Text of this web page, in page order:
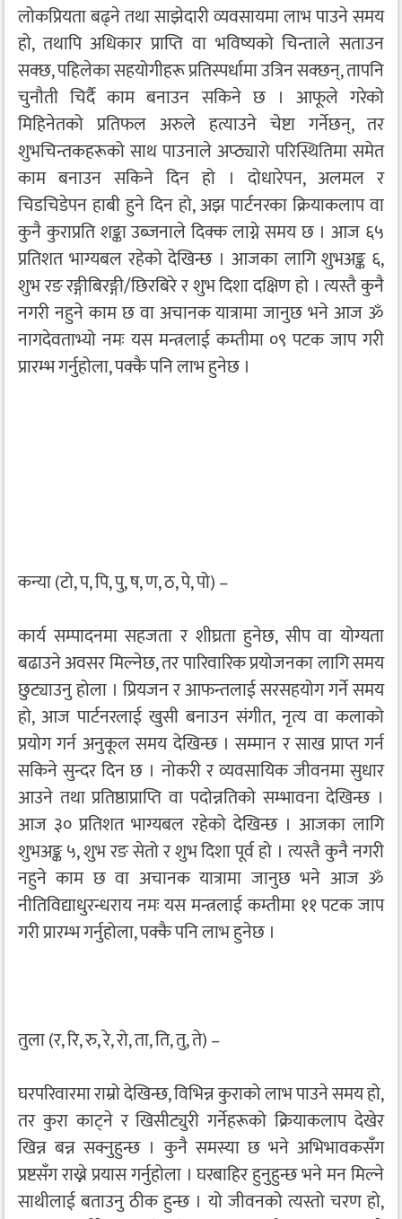
लोकप्रियता बढ्ने तथा साझेदारी व्यवसायमा लाभ पाउने समय
हो, तथापि अधिकार प्राप्ति वा भविष्यको चिन्ताले सताउन
सक्छ, पहिलेका सहयोगीहरू प्रतिस्पर्धामा उत्रिन सक्छन्, तापनि
चुनौती चिर्दै काम बनाउन सकिने छ । आफूले गरेको
मिहिनेतको प्रतिफल अरुले हत्याउने चेष्टा गर्नेछन्, तर
शुभचिन्तकहरूको साथ पाउनाले अप्ठ्यारो परिस्थितिमा समेत
काम बनाउन सकिने दिन हो । दोधारेपन, अलमल र
चिडचिडेपन हाबी हुने दिन हो, अझ पार्टनरका क्रियाकलाप वा
कुनै कुराप्रति शङ्का उब्जनाले दिक्क लाग्ने समय छ । आज ६५
प्रतिशत भाग्यबल रहेको देखिन्छ । आजका लागि शुभअङ्क ६,
शुभ रङ रङ्गीबिरङ्गी/छिरबिरे र शुभ दिशा दक्षिण हो । त्यस्तै कुनै
नगरी नहुने काम छ वा अचानक यात्रामा जानुछ भने आज ॐ
नागदेवताभ्यो नमः यस मन्त्रलाई कम्तीमा ०९ पटक जाप गरी
प्रारम्भ गर्नुहोला, पक्कै पनि लाभ हुनेछ ।
कन्या (टो, प, पि, पु, ष, ण, ठ, पे, पो) –
कार्य सम्पादनमा सहजता र शीघ्रता हुनेछ, सीप वा योग्यता
बढाउने अवसर मिल्नेछ, तर पारिवारिक प्रयोजनका लागि समय
छुट्याउनु होला । प्रियजन र आफन्तलाई सरसहयोग गर्ने समय
हो, आज पार्टनरलाई खुसी बनाउन संगीत, नृत्य वा कलाको
प्रयोग गर्न अनुकूल समय देखिन्छ । सम्मान र साख प्राप्त गर्न
सकिने सुन्दर दिन छ । नोकरी र व्यवसायिक जीवनमा सुधार
आउने तथा प्रतिष्ठाप्राप्ति वा पदोन्नतिको सम्भावना देखिन्छ ।
आज ३० प्रतिशत भाग्यबल रहेको देखिन्छ । आजका लागि
शुभअङ्क ५, शुभ रङ सेतो र शुभ दिशा पूर्व हो । त्यस्तै कुनै नगरी
नहुने काम छ वा अचानक यात्रामा जानुछ भने आज ॐ
नीतिविद्याधुरन्धराय नमः यस मन्त्रलाई कम्तीमा ११ पटक जाप
गरी प्रारम्भ गर्नुहोला, पक्कै पनि लाभ हुनेछ ।
तुला (र, रि, रु, रे, रो, ता, ति, तु, ते) –
घरपरिवारमा राम्रो देखिन्छ, विभिन्न कुराको लाभ पाउने समय हो,
तर कुरा काट्ने र खिसीट्युरी गर्नेहरूको क्रियाकलाप देखेर
खिन्न बन्न सक्नुहुन्छ । कुनै समस्या छ भने अभिभावकसँग
प्रष्टसँग राख्ने प्रयास गर्नुहोला । घरबाहिर हुनुहुन्छ भने मन मिल्ने
साथीलाई बताउनु ठीक हुन्छ । यो जीवनको त्यस्तो चरण हो,